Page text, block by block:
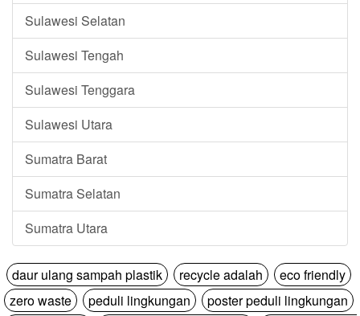
Sulawesi Selatan
Sulawesi Tengah
Sulawesi Tenggara
Sulawesi Utara
Sumatra Barat
Sumatra Selatan
Sumatra Utara
daur ulang sampah plastik recycle adalah
eco friendly
zero waste
peduli lingkungan
poster peduli lingkungan